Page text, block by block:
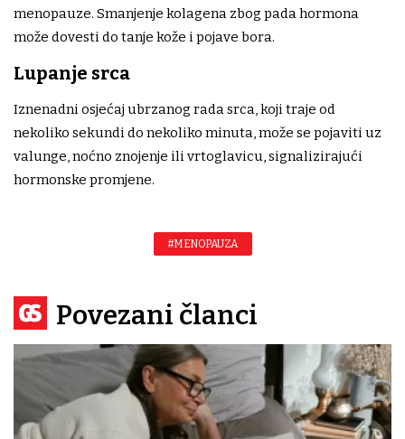
menopauze. Smanjenje kolagena zbog pada hormona
može dovesti do tanje kože i pojave bora.
Lupanje srca
Iznenadni osjećaj ubrzanog rada srca, koji traje od
nekoliko sekundi do nekoliko minuta, može se pojaviti uz
valunge, noćno znojenje ili vrtoglavicu, signalizirajući
hormonske promjene.
#MENOPAUZA
Povezani članci